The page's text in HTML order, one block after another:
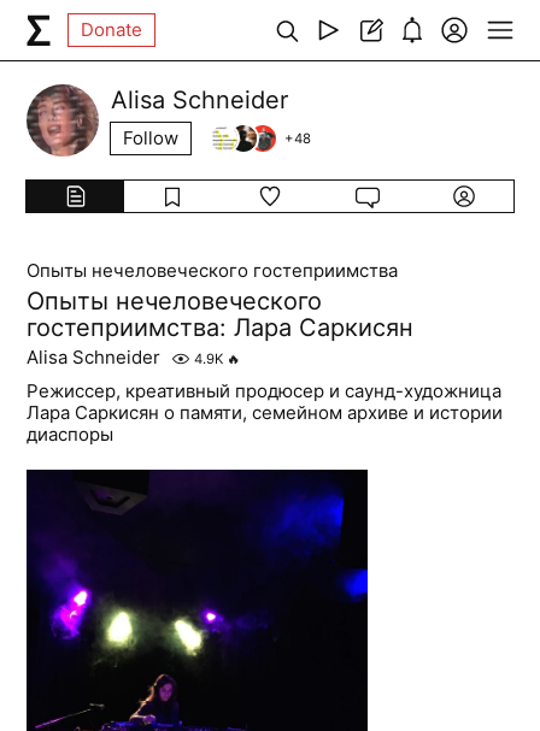
Donate
Alisa Schneider
Follow +48
Опыты нечеловеческого гостеприимства
Опыты нечеловеческого
гостеприимства: Лара Саркисян
Alisa Schneider 4.9K 🔥
Режиссер, креативный продюсер и саунд-художница
Лара Саркисян о памяти, семейном архиве и истории
диаспоры